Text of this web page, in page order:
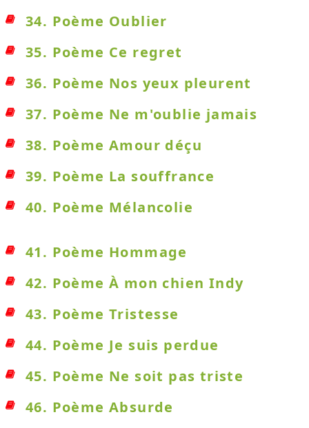
34. Poème Oublier
35. Poème Ce regret
36. Poème Nos yeux pleurent
37. Poème Ne m'oublie jamais
38. Poème Amour déçu
39. Poème La souffrance
40. Poème Mélancolie
41. Poème Hommage
42. Poème À mon chien Indy
43. Poème Tristesse
44. Poème Je suis perdue
45. Poème Ne soit pas triste
46. Poème Absurde